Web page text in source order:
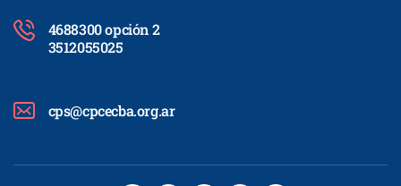
4688300 opción 2
3512055025
cps@cpcecba.org.ar